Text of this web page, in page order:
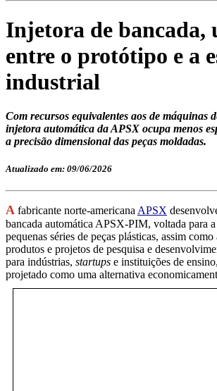
Injetora de bancada,
entre o protótipo e a
industrial
Com recursos equivalentes aos de máquinas
injetora automática da APSX ocupa menos
a precisão dimensional das peças moldadas.
Atualizado em: 09/06/2026
A fabricante norte-americanaAPSX
bancada automática APSX-PIM, voltada para
pequenas séries de peças plásticas, assim
produtos e projetos de pesquisa e
para indústrias, startups e instituições de
projetado como uma alternativa